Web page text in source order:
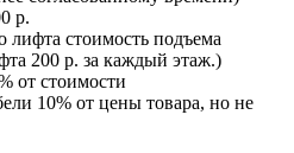
р.
лифта стоимость подъема
200 р. за каждый этаж.)
от стоимости
10% от цены товара, но не